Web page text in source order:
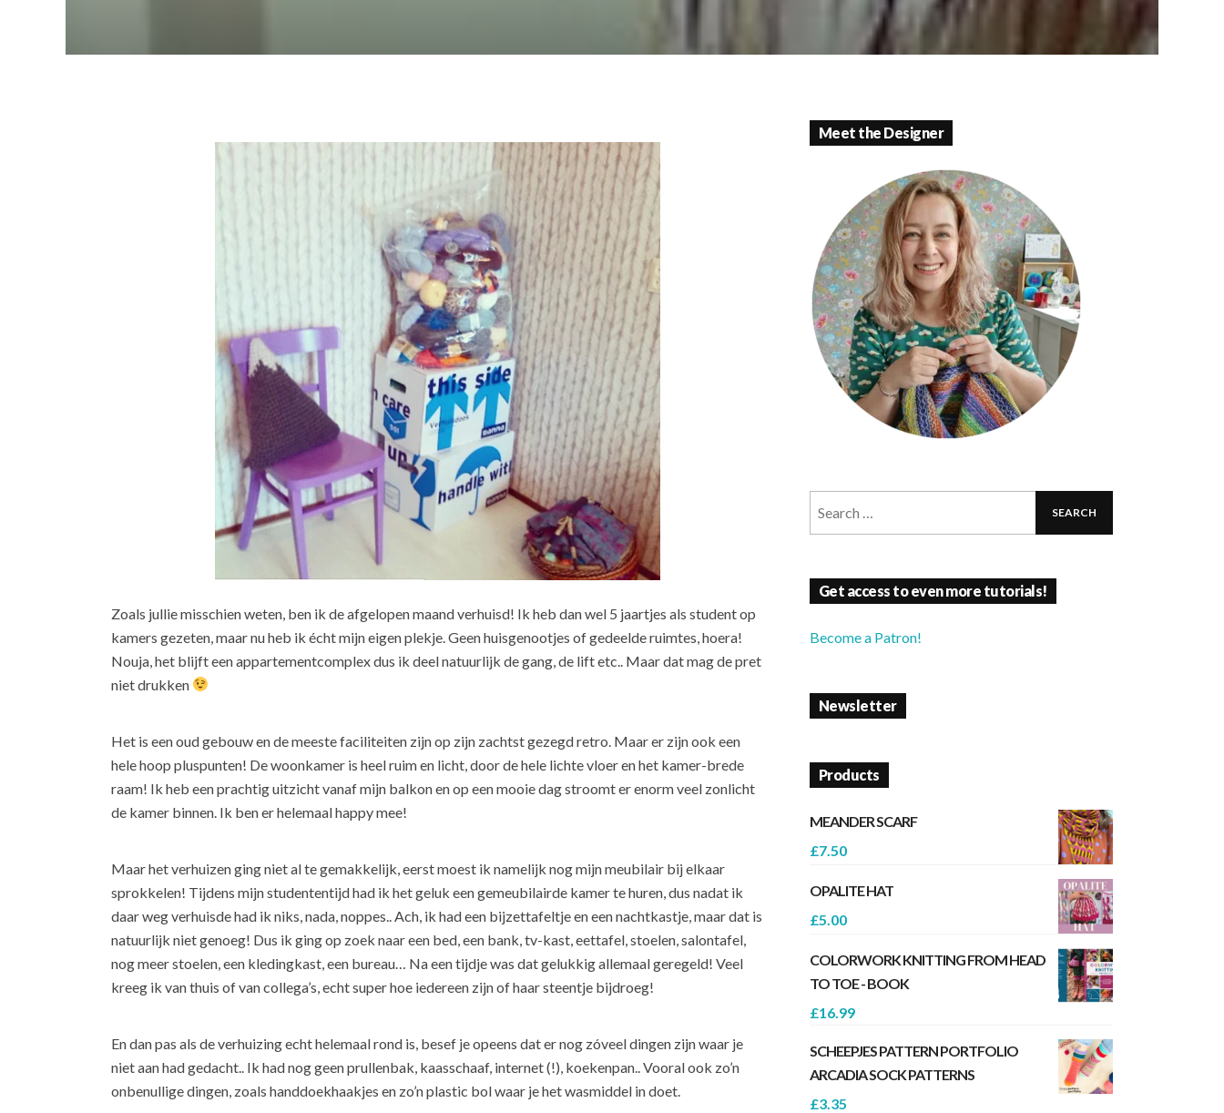
Zoals jullie misschien weten, ben ik de afgelopen maand verhuisd! Ik heb dan wel 5 jaartjes als student op
kamers gezeten, maar nu heb ik écht mijn eigen plekje. Geen huisgenootjes of gedeelde ruimtes, hoera!
Nouja, het blijft een appartementcomplex dus ik deel natuurlijk de gang, de lift etc.. Maar dat mag de pret
niet drukken
Het is een oud gebouw en de meeste faciliteiten zijn op zijn zachtst gezegd retro. Maar er zijn ook een
hele hoop pluspunten! De woonkamer is heel ruim en licht, door de hele lichte vloer en het kamer-brede
raam! Ik heb een prachtig uitzicht vanaf mijn balkon en op een mooie dag stroomt er enorm veel zonlicht
de kamer binnen. Ik ben er helemaal happy mee!
Maar het verhuizen ging niet al te gemakkelijk, eerst moest ik namelijk nog mijn meubilair bij elkaar
sprokkelen! Tijdens mijn studententijd had ik het geluk een gemeubilairde kamer te huren, dus nadat ik
daar weg verhuisde had ik niks, nada, noppes.. Ach, ik had een bijzettafeltje en een nachtkastje, maar dat is
natuurlijk niet genoeg! Dus ik ging op zoek naar een bed, een bank, tv-kast, eettafel, stoelen, salontafel,
nog meer stoelen, een kledingkast, een bureau… Na een tijdje was dat gelukkig allemaal geregeld! Veel
kreeg ik van thuis of van collega’s, echt super hoe iedereen zijn of haar steentje bijdroeg!
En dan pas als de verhuizing echt helemaal rond is, besef je opeens dat er nog zóveel dingen zijn waar je
niet aan had gedacht.. Ik had nog geen prullenbak, kaasschaaf, internet (!), koekenpan.. Vooral ook zo’n
onbenullige dingen, zoals handdoekhaakjes en zo’n plastic bol waar je het wasmiddel in doet.
Meet the Designer
Get access to even more tutorials!
Become a Patron!
Newsletter
Products
MEANDER SCARF
£7.50
OPALITE HAT
£5.00
COLORWORK KNITTING FROM HEAD
TO TOE - BOOK
£16.99
SCHEEPJES PATTERN PORTFOLIO
ARCADIA SOCK PATTERNS
£3.35